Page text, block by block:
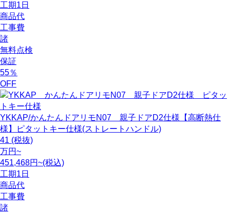
工期1日
商品代
工事費
諸
無料点検
保証
55％
OFF
YKKAP/かんたんドアリモN07 親子ドアD2仕様【高断熱仕
様】ピタットキー仕様(ストレートハンドル)
41 (税抜)
万円~
451,468円~(税込)
工期1日
商品代
工事費
諸